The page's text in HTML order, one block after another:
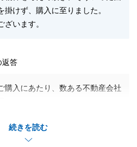
掛けず、購入に至りました。
ざいます。
続きを読む
返答
購入にあたり、数ある不動産会社
のお手伝いができましたこと、非
ります。